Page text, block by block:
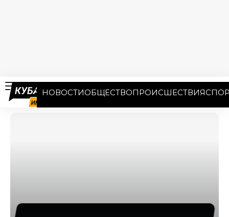
НОВОСТИОБЩЕСТВОПРОИСШЕСТВИЯ